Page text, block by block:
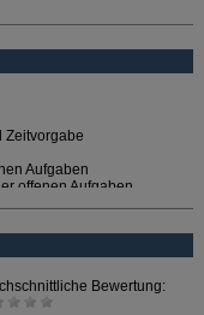
Zeitvorgabe
Aufgaben
offenen Aufgaben